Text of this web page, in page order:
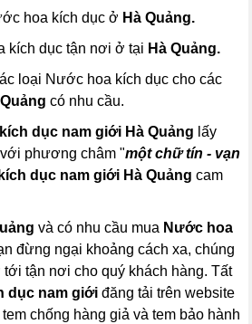
hoa kích dục ở Hà Quảng.
kích dục tận nơi ở tại Hà Quảng.
loại Nước hoa kích dục cho các
Quảngcó nhu cầu.
dục nam giới Hà Quảng lấy
phương châm "một chữ tín - vạn
dục nam giới Hà Quảngcam
và có nhu cầu mua Nước hoa
đừng ngại khoảng cách xa, chúng
tận nơi cho quý khách hàng. Tất
dục nam giới đăng tải trên website
chống hàng giả và tem bảo hành